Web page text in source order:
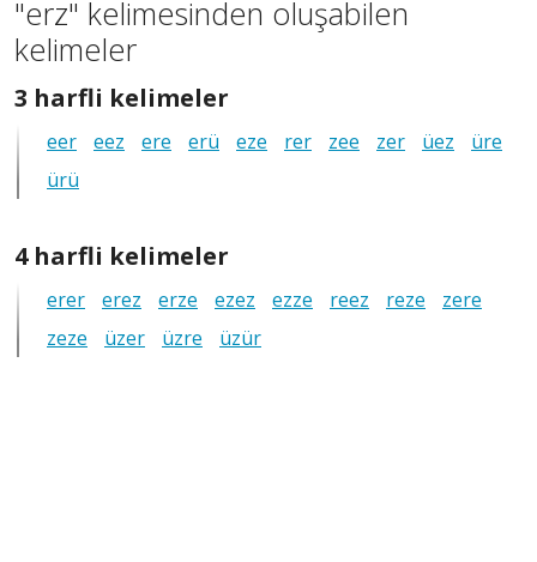
"erz" kelimesinden oluşabilen
kelimeler
3 harfli kelimeler
tüm
eer eez ere erü eze rer zee zer üez
üre
ürü
4 harfli kelimeler
tüm
anagramlar
erer erez erze ezez ezze reez reze
zere
zeze
üzer üzre üzür